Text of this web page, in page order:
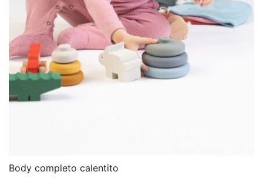
Body completo calentito